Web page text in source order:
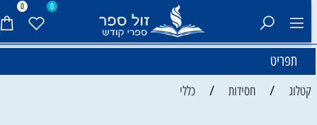
0 0
תפריט
קטלוג / חסידות / כללי